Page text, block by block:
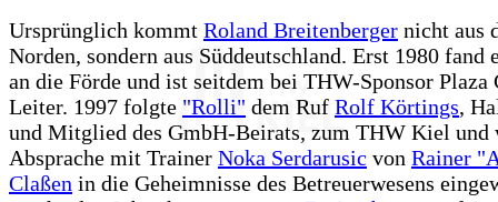
Ursprünglich kommt Roland Breitenberger nicht aus
Norden, sondern aus Süddeutschland. Erst 1980 fand
an die Förde und ist seitdem bei THW-Sponsor
Leiter. 1997 folgte "Rolli" dem Ruf Rolf Körtings,
und Mitglied des GmbH-Beirats, zum THW Kiel und
Absprache mit Trainer Noka Serdarusic von Rainer
Claßen in die Geheimnisse des Betreuerwesens